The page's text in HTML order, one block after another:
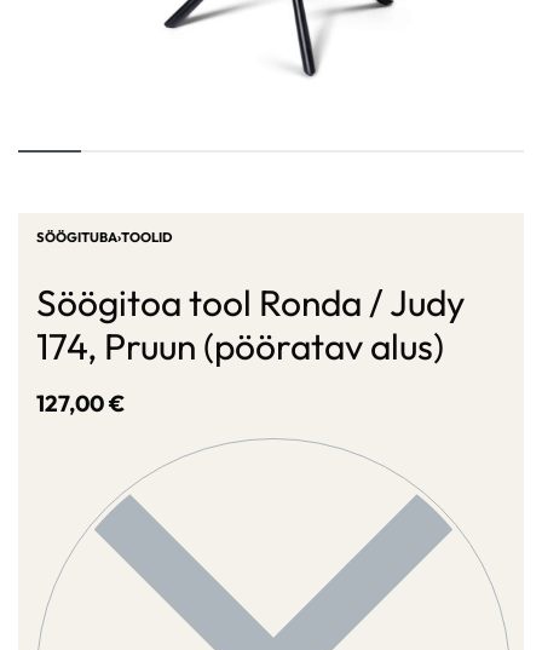
SÖÖGITUBA›TOOLID
Söögitoa tool Ronda / Judy
174, Pruun (pööratav alus)
127,00€